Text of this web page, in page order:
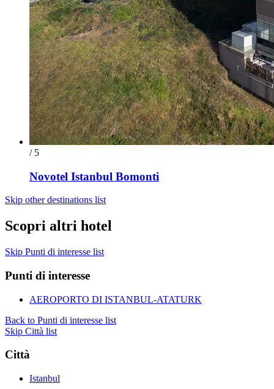
/ 5
Novotel Istanbul Bomonti
Skip other destinations list
Scopri altri hotel
Skip Punti di interesse list
Punti di interesse
AEROPORTO DI ISTANBUL-ATATURK
Back to Punti di interesse list
Skip Città list
Città
Istanbul